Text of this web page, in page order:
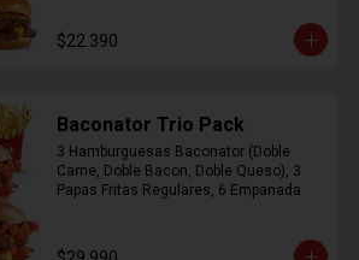
$22.390
Baconator Trio Pack
3 Hamburguesas Baconator (Doble
Carne, Doble Bacon, Doble Queso), 3
Papas Fritas Regulares, 6 Empanada